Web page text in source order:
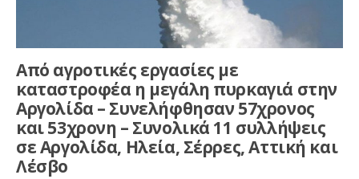
Από αγροτικές εργασίες με
καταστροφέα η μεγάλη πυρκαγιά στην
Αργολίδα – Συνελήφθησαν 57χρονος
και 53χρονη – Συνολικά 11 συλλήψεις
σε Αργολίδα, Ηλεία, Σέρρες, Αττική και
Λέσβο